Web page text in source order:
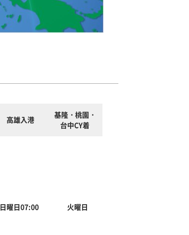
高雄入港
基隆・桃園・
台中CY着
日曜日07:00 火曜日